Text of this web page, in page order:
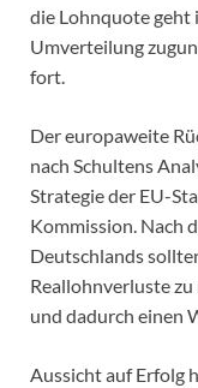
die Lohnquote geht
Umverteilung
fort.
Der europaweite
nach Schultens
Strategie der EU-
Kommission. Nach
Deutschlands
Reallohnverluste
und dadurch einen
Aussicht auf Erfolg